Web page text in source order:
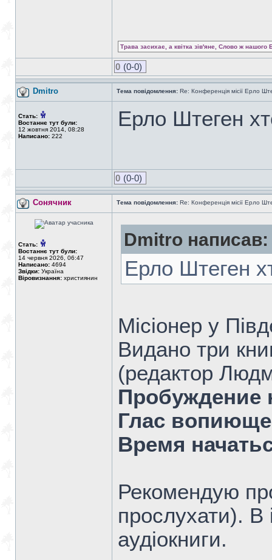
Трава засихає, а квітка зів'яне, Слово ж нашого
0 (0-0)
Dmitro Тема повідомлення: Re: Конференція місії Ерло
Стать:
Востаннє тут були:
12 жовтня 2014, 08:28
Написано: 222
Ерло Штеген
0 (0-0)
Сонячник Тема повідомлення: Re: Конференція місії Ерло
Стать:
Востаннє тут були:
14 червня 2026, 06:47
Написано: 4694
Звідки: Україна
Віровизнання: християнин
Dmitro написав:
Ерло Штеген
Місіонер у
Видано три
(редактор
Пробуждение
Глас
Время
Рекомендую
прослухати). В
аудіокниги.